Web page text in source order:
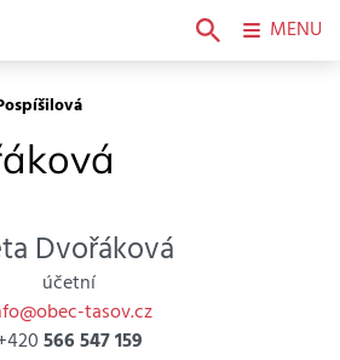
Dvořáková
účetní
tasov.cz
566 547 159
MENU